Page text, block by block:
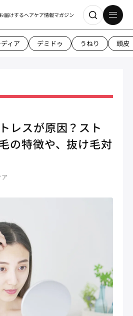
届けするヘアケア情報マガジン
ィア デミドゥ うねり 頭皮
レスが原因？スト
の特徴や、抜け毛対